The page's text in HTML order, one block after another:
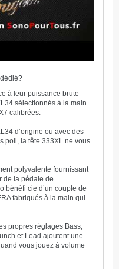
à leur puissance brute
sélectionnés à la main
calibrées.
d’origine ou avec des
poli, la tête 333XL ne vous
polyvalente fournissant
de la pédale de
bénéfi cie d’un couple de
fabriqués à la main qui
propres réglages Bass,
et Lead ajoutent une
vous jouez à volume